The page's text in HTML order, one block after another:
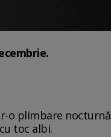
o plimbare nocturnă
toc albi.